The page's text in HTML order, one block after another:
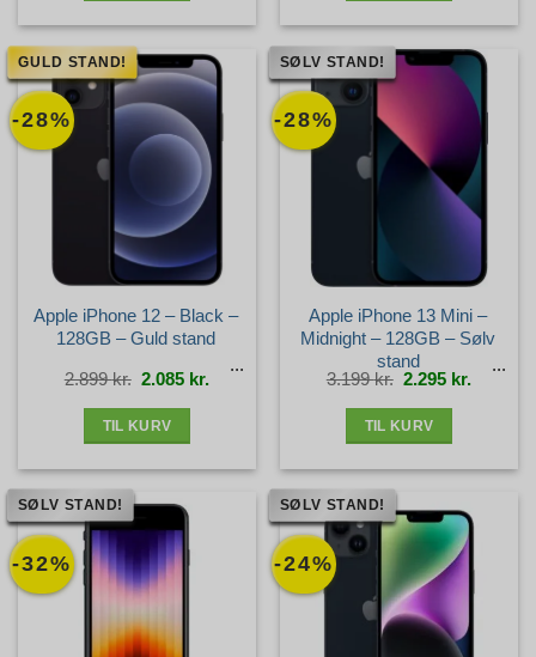
-28%
GULD STAND!
Apple iPhone 12 – Black –
128GB – Guld stand
2.899kr. Den
oprindelige
pris
2.085 kr. Den
aktuelle
pris
TIL KURV
-28%
SØLV STAND!
Apple iPhone 13 Mini –
Midnight – 128GB – Sølv
stand
3.199kr. Den
oprindelige
pris
2.295 kr. Den
aktuelle
pris
TIL KURV
-32%
SØLV STAND!
-24%
SØLV STAND!